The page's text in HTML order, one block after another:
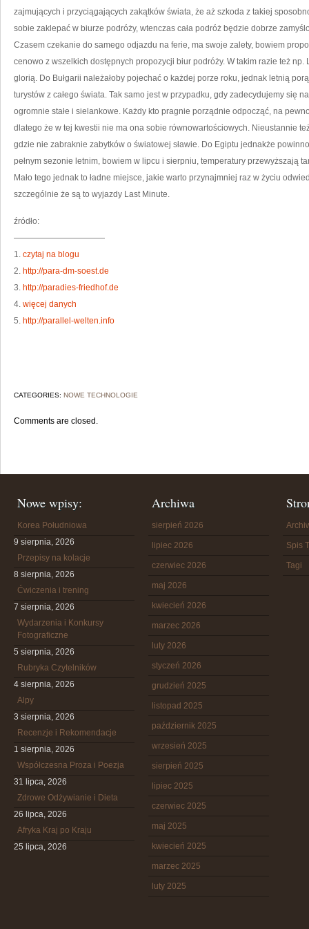
zajmujących i przyciągających zakątków świata, że aż szkoda z takiej
sobie zaklepać w biurze podróży, wtenczas cała podróż będzie dobrze
Czasem czekanie do samego odjazdu na ferie, ma swoje zalety, bowiem
cenowo z wszelkich dostępnych propozycji biur podróży. W takim razie też np.
glorią. Do Bułgarii należałoby pojechać o każdej porze roku, jednak letnią
turystów z całego świata. Tak samo jest w przypadku, gdy zadecydujemy się
ogromnie stałe i sielankowe. Każdy kto pragnie porządnie odpocząć, na
dlatego że w tej kwestii nie ma ona sobie równowartościowych. Nieustannie
gdzie nie zabraknie zabytków o światowej sławie. Do Egiptu jednakże
pełnym sezonie letnim, bowiem w lipcu i sierpniu, temperatury przewyższają
Mało tego jednak to ładne miejsce, jakie warto przynajmniej raz w życiu
szczególnie że są to wyjazdy Last Minute.
źródło:
———————————
1. czytaj na blogu
2. http://para-dm-soest.de
3. http://paradies-friedhof.de
4. więcej danych
5. http://parallel-welten.info
CATEGORIES: NOWE TECHNOLOGIE
Comments are closed.
Nowe wpisy:
Korea Południowa
9 sierpnia, 2026
Przepisy na kolacje
8 sierpnia, 2026
Ćwiczenia i trening
7 sierpnia, 2026
Wydarzenia i Konkursy
Fotograficzne
5 sierpnia, 2026
Rubryka Czytelników
4 sierpnia, 2026
Alpy
3 sierpnia, 2026
Recenzje i Rekomendacje
1 sierpnia, 2026
Współczesna Proza i Poezja
31 lipca, 2026
Zdrowe Odżywianie i Dieta
26 lipca, 2026
Afryka Kraj po Kraju
25 lipca, 2026
Archiwa
sierpień 2026
lipiec 2026
czerwiec 2026
maj 2026
kwiecień 2026
marzec 2026
luty 2026
styczeń 2026
grudzień 2025
listopad 2025
październik 2025
wrzesień 2025
sierpień 2025
lipiec 2025
czerwiec 2025
maj 2025
kwiecień 2025
marzec 2025
luty 2025
Spis
Tagi